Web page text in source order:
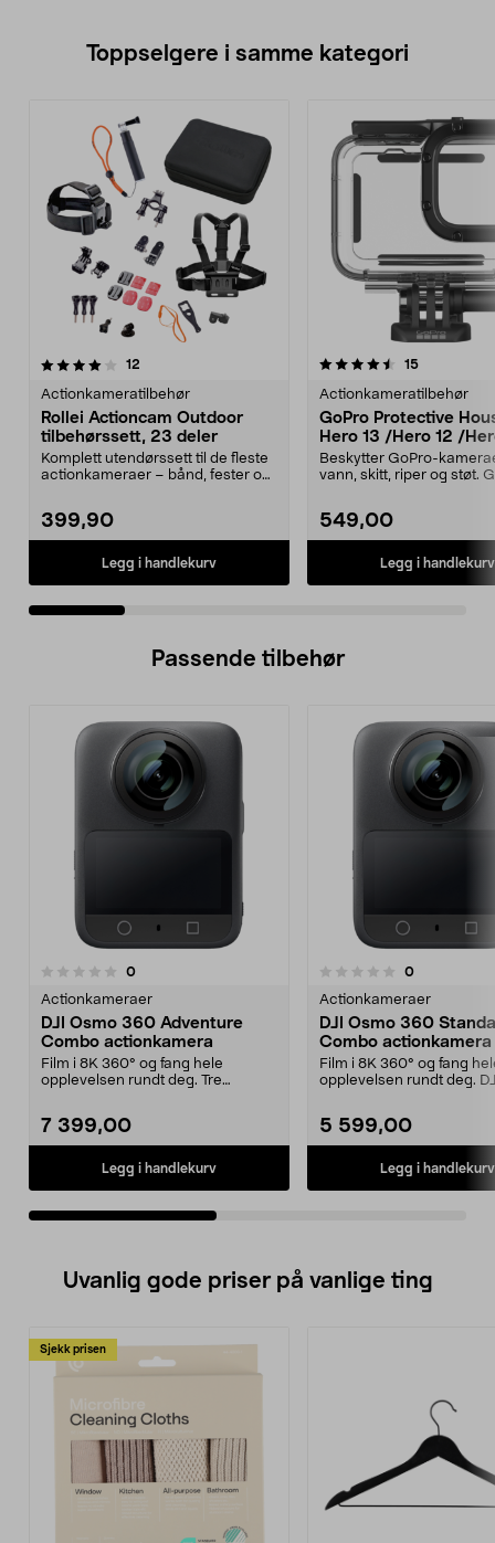
Toppselgere i samme kategori
12
Actionkameratilbehør
Rollei Actioncam Outdoor
tilbehørssett, 23 deler
Komplett utendørssett til de fleste
actionkameraer – bånd, fester og
399,90
Legg i handlekurv
4.5 av 5 stjerner 15anmeldelser
Actionkameratilbehør
GoPro Protective
Hero 13 /Hero 12 /
Hero 10 / Hero 9,
undervannshus
Beskytter GoPro-
vann, skitt, riper og støt.
549,00
Legg i handlekurv
5.0 av 5 stjerner
Passende tilbehør
0anmeldelser
Actionkameraer
DJI Osmo 360 Adventure
Combo actionkamera
Film i 8K 360° og fang hele
opplevelsen rundt deg. Tre
7 399,00
Legg i handlekurv
0.0 av 5 stjerner 0anmeldelser
Actionkameraer
DJI Osmo 360
Combo actionkamera
Film i 8K 360° og fang
opplevelsen rundt deg.
5 599,00
Legg i handlekurv
0.0 av 5 stjerner
Uvanlig gode priser på vanlige ting
Sjekk prisen